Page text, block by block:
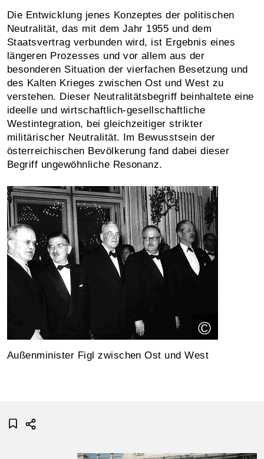
Die Entwicklung jenes Konzeptes der politischen
Neutralität, das mit dem Jahr 1955 und dem
Staatsvertrag verbunden wird, ist Ergebnis eines
längeren Prozesses und vor allem aus der
besonderen Situation der vierfachen Besetzung und
des Kalten Krieges zwischen Ost und West zu
verstehen. Dieser Neutralitätsbegriff beinhaltete eine
ideelle und wirtschaftlich-gesellschaftliche
Westintegration, bei gleichzeitiger strikter
militärischer Neutralität. Im Bewusstsein der
österreichischen Bevölkerung fand dabei dieser
Begriff ungewöhnliche Resonanz.
©
Außenminister Figl zwischen Ost und West